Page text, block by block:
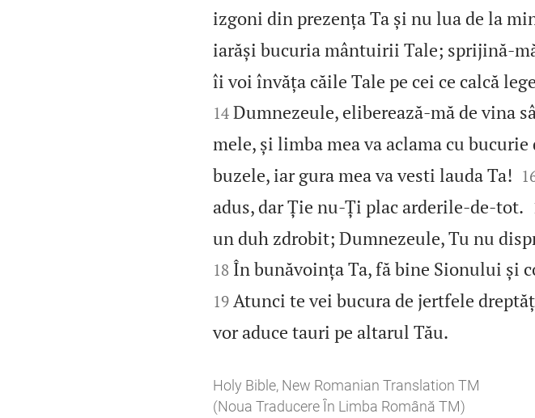
izgoni din prezența Ta și nu lua de la
iarăși bucuria mântuirii Tale;
îi voi învăța căile Tale pe cei ce calcă
14 Dumnezeule, eliberează‑mă de vina
mele, și limba mea va aclama cu bucurie
buzele, iar gura mea va vesti lauda Ta!
adus, dar Ție nu‑Ți plac arderile‑de‑tot.
un duh zdrobit; Dumnezeule, Tu nu
18 În bunăvoința Ta, fă bine Sionului
19 Atunci te vei bucura de jertfele
vor aduce tauri pe altarul Tău.
Holy Bible, New Romanian Translation TM
(Noua Traducere În Limba Română TM)